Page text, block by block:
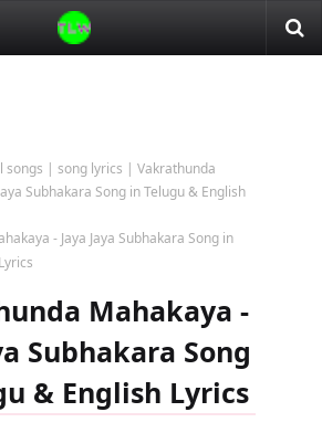
songs | song lyrics | Vakrathunda
Subhakara Song in Telugu & English
- Jaya Jaya Subhakara Song in
Mahakaya -
Subhakara Song
& English Lyrics